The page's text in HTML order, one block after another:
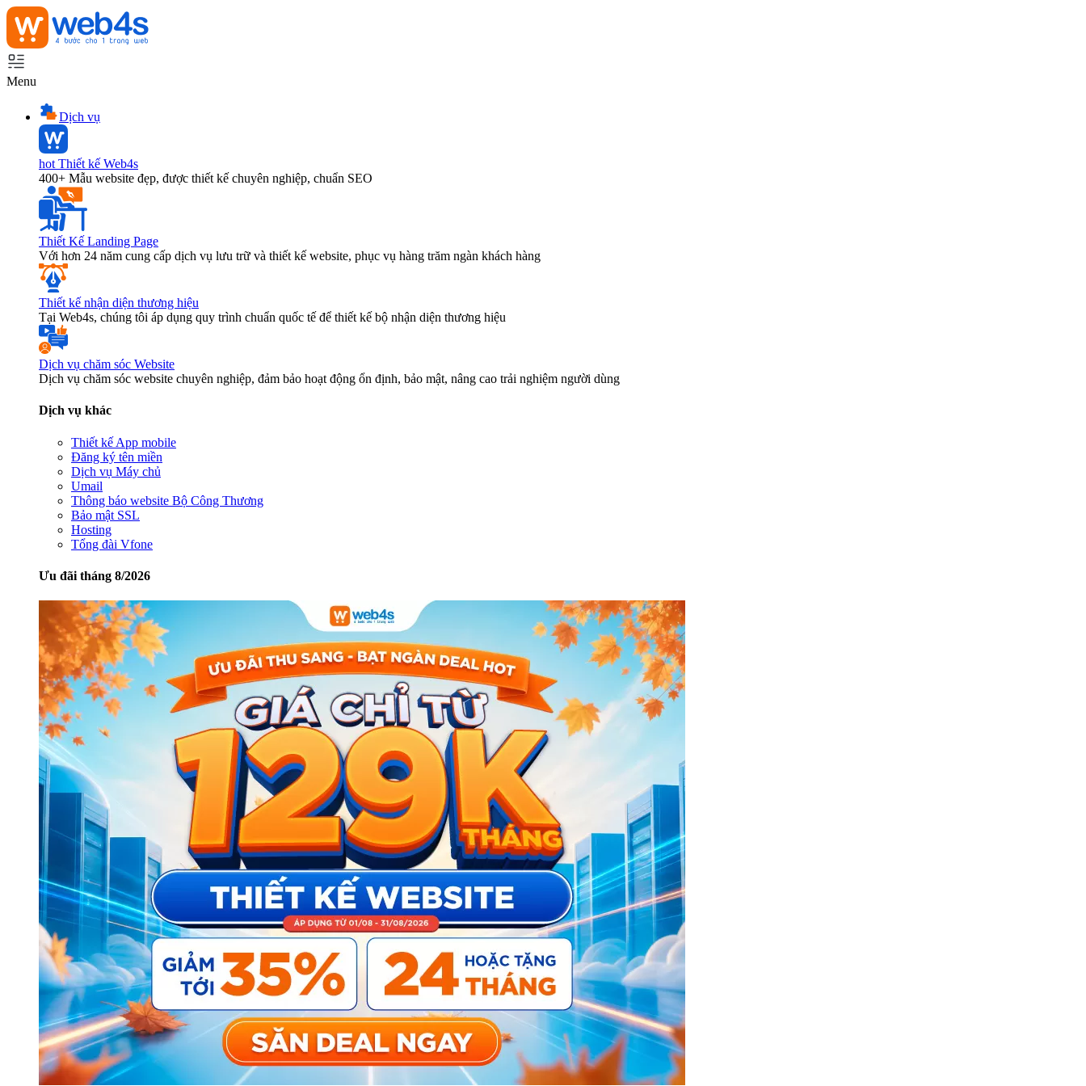
Menu
Dịch vụ
hot Thiết kế Web4s
400+ Mẫu website đẹp, được thiết kế chuyên nghiệp, chuẩn SEO
Thiết Kế Landing Page
Với hơn 24 năm cung cấp dịch vụ lưu trữ và thiết kế website, phục vụ hàng trăm ngàn khách hàng
Thiết kế nhận diện thương hiệu
Tại Web4s, chúng tôi áp dụng quy trình chuẩn quốc tế để thiết kế bộ nhận diện thương hiệu
Dịch vụ chăm sóc Website
Dịch vụ chăm sóc website chuyên nghiệp, đảm bảo hoạt động ổn định, bảo mật, nâng cao trải nghiệm người dùng
Dịch vụ khác
Thiết kế App mobile
Đăng ký tên miền
Dịch vụ Máy chủ
Umail
Thông báo website Bộ Công Thương
Bảo mật SSL
Hosting
Tổng đài Vfone
Ưu đãi tháng 8/2026